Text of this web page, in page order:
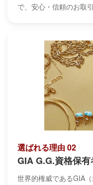
で、安心・信頼のお取
選ばれる理由 02
GIA G.G.資格保
世界的権威であるGIA